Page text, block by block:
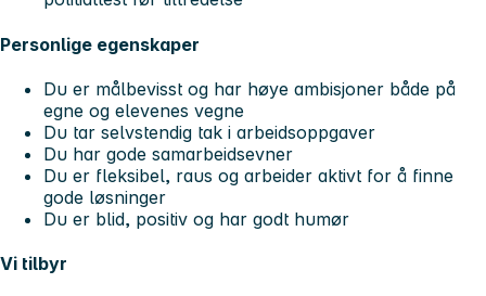
Personlige egenskaper
Du er målbevisst og har høye ambisjoner både på
egne og elevenes vegne
Du tar selvstendig tak i arbeidsoppgaver
Du har gode samarbeidsevner
Du er fleksibel, raus og arbeider aktivt for å finne
gode løsninger
Du er blid, positiv og har godt humør
Vi tilbyr